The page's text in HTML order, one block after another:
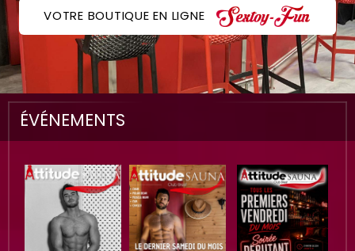
VOTRE BOUTIQUE EN LIGNE
ÉVÉNEMENTS